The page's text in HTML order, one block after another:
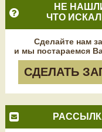
НЕ
ЧТО
Сделайте нам
и мы постараемся
СДЕЛАТЬ